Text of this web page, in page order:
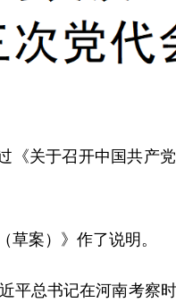
《关于召开中国共产
案）》作了说明。
平总书记在河南考察